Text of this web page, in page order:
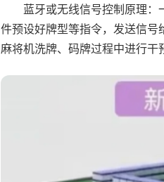
蓝牙或无线信号控制原理
件预设好牌型等指令，发送信
麻将机洗牌、码牌过程中进行干